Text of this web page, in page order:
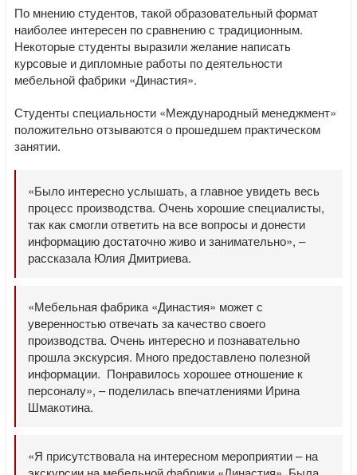
По мнению студентов, такой образовательный формат
наиболее интересен по сравнению с традиционным.
Некоторые студенты выразили желание написать
курсовые и дипломные работы по деятельности
мебельной фабрики «Династия».
Студенты специальности «Международный менеджмент»
положительно отзываются о прошедшем практическом
занятии.
«Было интересно услышать, а главное увидеть весь
процесс производства. Очень хорошие специалисты,
так как смогли ответить на все вопросы и донести
информацию достаточно живо и занимательно», –
рассказала Юлия Дмитриева.
«Мебельная фабрика «Династия» может с
уверенностью отвечать за качество своего
производства. Очень интересно и познавательно
прошла экскурсия. Много предоставлено полезной
информации. Понравилось хорошее отношение к
персоналу», – поделилась впечатлениями Ирина
Шмакотина.
«Я присутствовала на интересном мероприятии – на